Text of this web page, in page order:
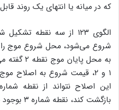
که در میانه یا انتهای یک روند
الگوی ۱۲۳ از سه نقطه
به محل
۱ و ۲، قیمت شروع به اصلاح
بازگشت کند، نقطه شماره ۳ بوجود خواهد آمد.